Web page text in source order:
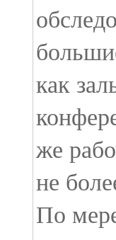
как
же
не
По